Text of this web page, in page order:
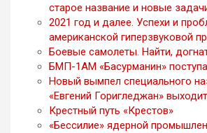
старое название и новые
2021 год и далее. Успехи и
американской гиперзвуковой
Боевые самолеты. Найти,
БМП-1АМ «Басурманин»
Новый вымпел специального
«Евгений Горигледжан»
Крестный путь «Крестов»
«Бессилие» ядерной